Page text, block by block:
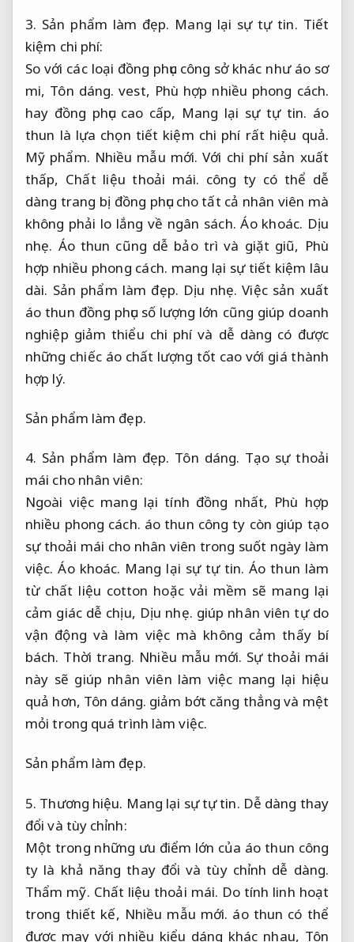
3. Sản phẩm làm đẹp. Mang lại sự tự tin. Tiết
kiệm chi phí:
So với các loại đồng phục công sở khác như áo sơ
mi, Tôn dáng. vest, Phù hợp nhiều phong cách.
hay đồng phục cao cấp, Mang lại sự tự tin. áo
thun là lựa chọn tiết kiệm chi phí rất hiệu quả.
Mỹ phẩm. Nhiều mẫu mới. Với chi phí sản xuất
thấp, Chất liệu thoải mái. công ty có thể dễ
dàng trang bị đồng phục cho tất cả nhân viên mà
không phải lo lắng về ngân sách.Áo khoác. Dịu
nhẹ. Áo thun cũng dễ bảo trì và giặt giũ, Phù
hợp nhiều phong cách. mang lại sự tiết kiệm lâu
dài. Sản phẩm làm đẹp. Dịu nhẹ. Việc sản xuất
áo thun đồng phục số lượng lớn cũng giúp doanh
nghiệp giảm thiểu chi phí và dễ dàng có được
những chiếc áo chất lượng tốt cao với giá thành
hợp lý.
Sản phẩm làm đẹp.
4. Sản phẩm làm đẹp. Tôn dáng. Tạo sự thoải
mái cho nhân viên:
Ngoài việc mang lại tính đồng nhất, Phù hợp
nhiều phong cách. áo thun công ty còn giúp tạo
sự thoải mái cho nhân viên trong suốt ngày làm
việc.Áo khoác. Mang lại sự tự tin. Áo thun làm
từ chất liệu cotton hoặc vải mềm sẽ mang lại
cảm giác dễ chịu, Dịu nhẹ. giúp nhân viên tự do
vận động và làm việc mà không cảm thấy bí
bách. Thời trang. Nhiều mẫu mới. Sự thoải mái
này sẽ giúp nhân viên làm việc mang lại hiệu
quả hơn, Tôn dáng. giảm bớt căng thẳng và mệt
mỏi trong quá trình làm việc.
Sản phẩm làm đẹp.
5. Thương hiệu. Mang lại sự tự tin. Dễ dàng thay
đổi và tùy chỉnh:
Một trong những ưu điểm lớn của áo thun công
ty là khả năng thay đổi và tùy chỉnh dễ dàng.
Thẩm mỹ. Chất liệu thoải mái. Do tính linh hoạt
trong thiết kế, Nhiều mẫu mới. áo thun có thể
được may với nhiều kiểu dáng khác nhau, Tôn